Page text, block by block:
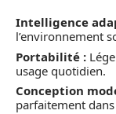
Intelligence
l’environnement
Portabilité :
usage quotidien.
Conception
parfaitement